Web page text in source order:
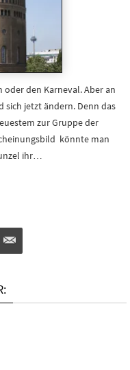
oder den Karneval. Aber an
sich jetzt ändern. Denn das
zur Gruppe der
könnte man
ihr…